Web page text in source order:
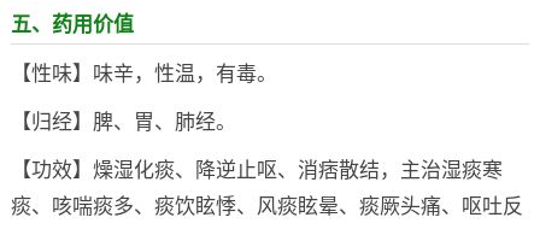
五、药用价值
【性味】味辛，性温，有毒。
【归经】脾、胃、肺经。
【功效】燥湿化痰、降逆止呕、消痞散结，主治湿痰寒
痰、咳喘痰多、痰饮眩悸、风痰眩晕、痰厥头痛、呕吐反